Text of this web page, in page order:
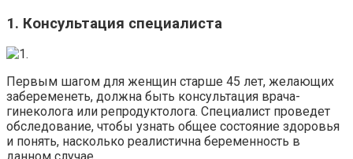
1. Консультация специалиста
Первым шагом для женщин старше 45 лет, желающих
забеременеть, должна быть консультация врача-
гинеколога или репродуктолога. Специалист проведет
обследование, чтобы узнать общее состояние здоровья
и понять, насколько реалистична беременность в